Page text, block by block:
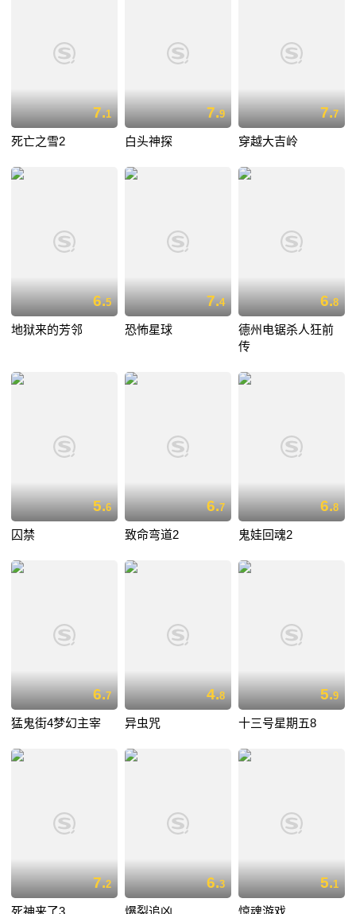
7.1
死亡之雪2
7.9
白头神探
7.7
穿越大吉岭
6.5
地狱来的芳邻
7.4
恐怖星球
6.8
德州电锯杀人狂前
传
5.6
囚禁
6.7
致命弯道2
6.8
鬼娃回魂2
6.7
猛鬼街4梦幻主宰
4.8
异虫咒
5.9
十三号星期五8
7.2 6.3 5.1